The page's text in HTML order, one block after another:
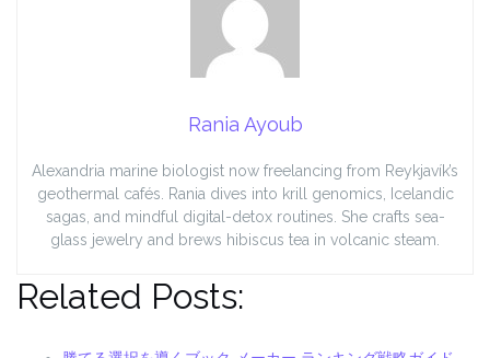
Rania Ayoub
Alexandria marine biologist now freelancing from Reykjavík’s
geothermal cafés. Rania dives into krill genomics, Icelandic
sagas, and mindful digital-detox routines. She crafts sea-
glass jewelry and brews hibiscus tea in volcanic steam.
Related Posts: